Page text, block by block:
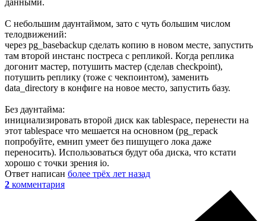
данными.
С небольшим даунтаймом, зато с чуть большим числом
телодвижений:
через pg_basebackup сделать копию в новом месте, запустить
там второй инстанс постреса с репликой. Когда реплика
догонит мастер, потушить мастер (сделав checkpoint),
потушить реплику (тоже с чекпоинтом), заменить
data_directory в конфиге на новое место, запустить базу.
Без даунтайма:
инициализировать второй диск как tablespace, перенести на
этот tablespace что мешается на основном (pg_repack
попробуйте, емнип умеет без пишущего лока даже
переносить). Использоваться будут оба диска, что кстати
хорошо с точки зрения io.
Ответ написан более трёх лет назад
2 комментария